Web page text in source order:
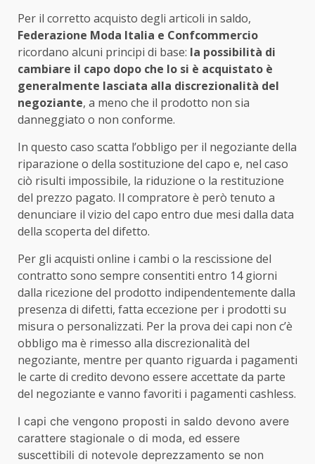
Per il corretto acquisto degli articoli in saldo,
Federazione Moda Italia e Confcommercio
ricordano alcuni principi di base: la possibilità di
cambiare il capo dopo che lo si è acquistato è
generalmente lasciata alla discrezionalità del
negoziante, a meno che il prodotto non sia
danneggiato o non conforme.
In questo caso scatta l’obbligo per il negoziante della
riparazione o della sostituzione del capo e, nel caso
ciò risulti impossibile, la riduzione o la restituzione
del prezzo pagato. Il compratore è però tenuto a
denunciare il vizio del capo entro due mesi dalla data
della scoperta del difetto.
Per gli acquisti online i cambi o la rescissione del
contratto sono sempre consentiti entro 14 giorni
dalla ricezione del prodotto indipendentemente dalla
presenza di difetti, fatta eccezione per i prodotti su
misura o personalizzati. Per la prova dei capi non c’è
obbligo ma è rimesso alla discrezionalità del
negoziante, mentre per quanto riguarda i pagamenti
le carte di credito devono essere accettate da parte
del negoziante e vanno favoriti i pagamenti cashless.
I capi che vengono proposti in saldo devono avere
carattere stagionale o di moda, ed essere
suscettibili di notevole deprezzamento se non